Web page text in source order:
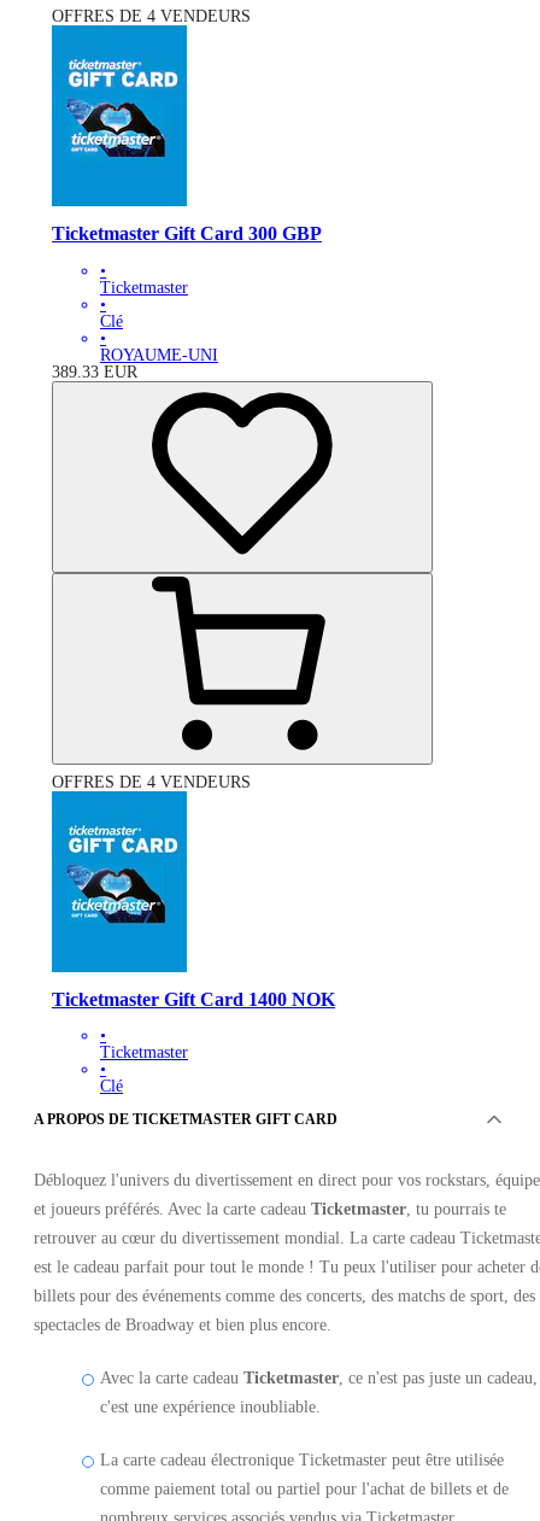
OFFRES DE 4 VENDEURS
Ticketmaster Gift Card 300 GBP
•
Ticketmaster
•
Clé
•
ROYAUME-UNI
389.33 EUR
OFFRES DE 4 VENDEURS
Ticketmaster Gift Card 1400 NOK
•
Ticketmaster
•
Clé
NORVÈGE
A PROPOS DE TICKETMASTER GIFT CARD
Débloquez l'univers du divertissement en direct pour vos rockstars,
et joueurs préférés. Avec la carte cadeau Ticketmaster , tu pourrais te
retrouver au cœur du divertissement mondial. La carte cadeau
est le cadeau parfait pour tout le monde ! Tu peux l'utiliser pour acheter
billets pour des événements comme des concerts, des matchs de sport, des
spectacles de Broadway et bien plus encore.
Avec la carte cadeau Ticketmaster , ce n'est pas juste un cadeau,
c'est une expérience inoubliable.
La carte cadeau électronique Ticketmaster peut être utilisée
comme paiement total ou partiel pour l'achat de billets et de